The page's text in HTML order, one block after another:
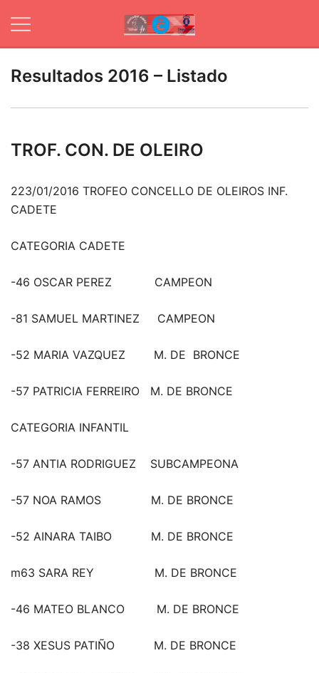
content
Ximnasio
Fibra
Web oficial de
Club Ximnasio
Fibra
Resultados 2016 – Listado
TROF. CON. DE OLEIRO
223/01/2016 TROFEO CONCELLO DE OLEIROS INF.
CADETE
CATEGORIA CADETE
-46 OSCAR PEREZ CAMPEON
-81 SAMUEL MARTINEZ CAMPEON
-52 MARIA VAZQUEZ M. DE BRONCE
-57 PATRICIA FERREIRO M. DE BRONCE
CATEGORIA INFANTIL
-57 ANTIA RODRIGUEZ SUBCAMPEONA
-57 NOA RAMOS M. DE BRONCE
-52 AINARA TAIBO M. DE BRONCE
m63 SARA REY M. DE BRONCE
-46 MATEO BLANCO M. DE BRONCE
-38 XESUS PATIÑO M. DE BRONCE